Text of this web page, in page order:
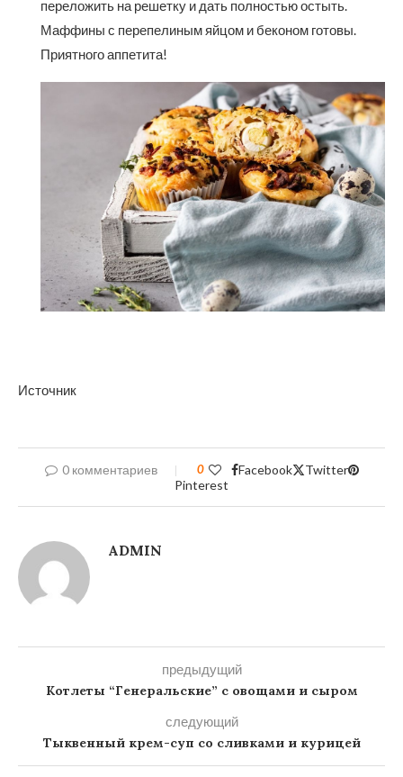
переложить на решетку и дать полностью остыть.
Маффины с перепелиным яйцом и беконом готовы.
Приятного аппетита!
Источник
0 комментариев 0 Facebook
Twitter
Pinterest
ADMIN
предыдущий
Котлеты “Генеральские” с овощами и сыром
следующий
Тыквенный крем-суп со сливками и курицей